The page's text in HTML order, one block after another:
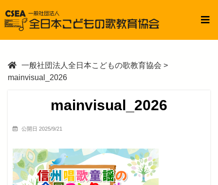
一般社団法人全日本こどもの歌教育協会 >
mainvisual_2026
mainvisual_2026
公開日 2025/9/21